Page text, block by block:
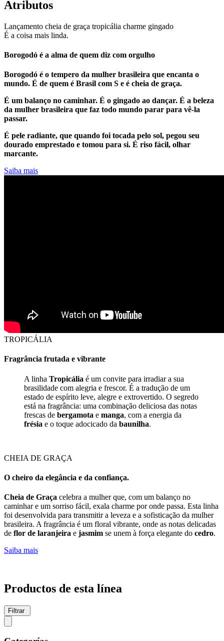
Atributos
Lançamento cheia de graça tropicália charme gingado
É a coisa mais linda.
Borogodó é a alma de quem diz com orgulho
Borogodó é o tempero da mulher brasileira que encanta o
mundo. É de quem é Brasil com S e é cheia de graça.
É um balanço no caminhar. É o gingado ao dançar. É a beleza
da mulher brasileira que faz todo mundo parar para vê-la
passar.
É pele radiante, que quando foi tocada pelo sol, pegou seu
dourado emprestado e tomou para si. É riso fácil, olhar
marcante.
Saiba mais
TROPICÁLIA
Fragrância frutada e vibrante
A linha Tropicália é um convite para irradiar a sua
brasilidade com alegria e frescor. É a tradução de um
estado de espírito leve, alegre e extrovertido. O segredo
está na fragrância: uma combinação deliciosa das notas
frescas de bergamota e manga, com a energia da
frésia e o toque adocicado da baunilha.
CHEIA DE GRAÇA
O cheiro da elegância e da confiança.
Cheia de Graça celebra a mulher que, com um balanço no
caminhar e um sorriso fácil, exala charme por onde passa. Esta linha
foi desenvolvida para transmitir a leveza e a sofisticação da mulher
brasileira. A fragrância é um floral vibrante, onde as notas delicadas
de flor de laranjeira e jasmim se unem à força elegante do cedro.
Saiba mais
Productos de esta línea
Filtrar